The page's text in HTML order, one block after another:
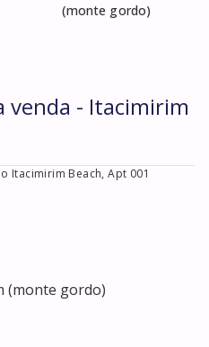
(monte gordo)
- Itacimirim
Itacimirim Beach, Apt 001